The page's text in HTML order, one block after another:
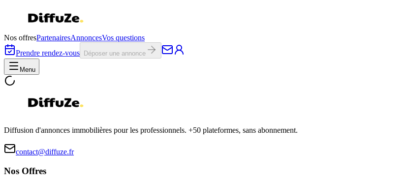
Nos offresPartenairesAnnoncesVos questions
Prendre rendez-vous
Déposer une annonce
Menu
Diffusion d'annonces immobilières pour les professionnels. +50 plateformes, sans abonnement.
contact@diffuze.fr
Nos Offres